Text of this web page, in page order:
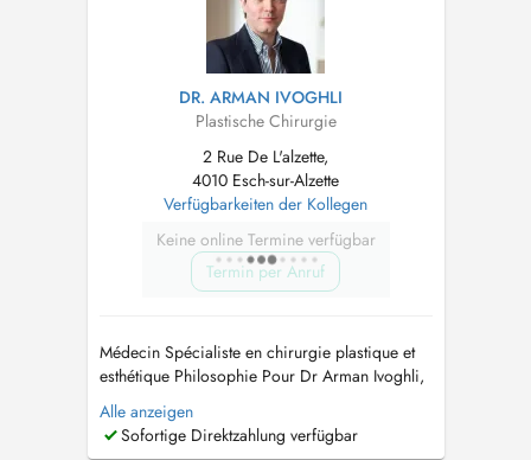
DR. ARMAN IVOGHLI
Plastische Chirurgie
2 Rue De L'alzette,
4010 Esch-sur-Alzette
Verfügbarkeiten der Kollegen
Keine online Termine verfügbar
Termin per Anruf
Médecin Spécialiste en chirurgie plastique et
esthétique Philosophie Pour Dr Arman Ivoghli,
la chirurgie plastique est un domaine très
diversifié et beaucoup de choses sont
dorénavant possibles. Sa philosophie est de
Alle anzeigen
Sofortige Direktzahlung verfügbar